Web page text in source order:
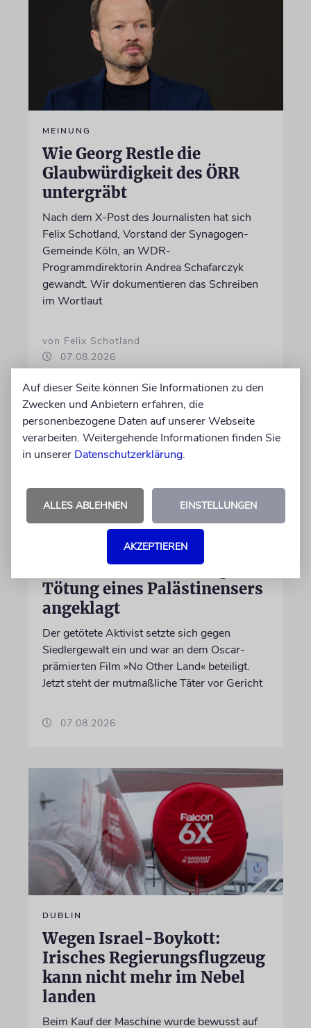
MEINUNG
Wie Georg Restle die
Glaubwürdigkeit des ÖRR
untergräbt
Nach dem X-Post des Journalisten hat sich
Felix Schotland, Vorstand der Synagogen-
Gemeinde Köln, an WDR-
Programmdirektorin Andrea Schafarczyk
gewandt. Wir dokumentieren das Schreiben
im Wortlaut
von Felix Schotland
07.08.2026
Israelischer Siedler wegen
Tötung eines Palästinensers
angeklagt
Der getötete Aktivist setzte sich gegen
Siedlergewalt ein und war an dem Oscar-
prämierten Film »No Other Land« beteiligt.
Jetzt steht der mutmaßliche Täter vor Gericht
07.08.2026
DUBLIN
Wegen Israel-Boykott:
Irisches Regierungsflugzeug
kann nicht mehr im Nebel
landen
Beim Kauf der Maschine wurde bewusst auf
Auf dieser Seite können Sie Informationen zu den
Zwecken und Anbietern erfahren, die
personenbezogene Daten auf unserer Webseite
verarbeiten. Weitergehende Informationen finden Sie
in unserer Datenschutzerklärung.
ALLES ABLEHNEN EINSTELLUNGEN
AKZEPTIEREN